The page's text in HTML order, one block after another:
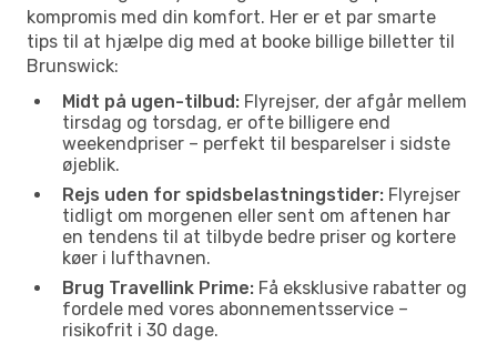
kompromis med din komfort. Her er et par smarte
tips til at hjælpe dig med at booke billige billetter til
Brunswick:
Midt på ugen-tilbud: Flyrejser, der afgår mellem
tirsdag og torsdag, er ofte billigere end
weekendpriser – perfekt til besparelser i sidste
øjeblik.
Rejs uden for spidsbelastningstider: Flyrejser
tidligt om morgenen eller sent om aftenen har
en tendens til at tilbyde bedre priser og kortere
køer i lufthavnen.
Brug Travellink Prime: Få eksklusive rabatter og
fordele med vores abonnementsservice –
risikofrit i 30 dage.